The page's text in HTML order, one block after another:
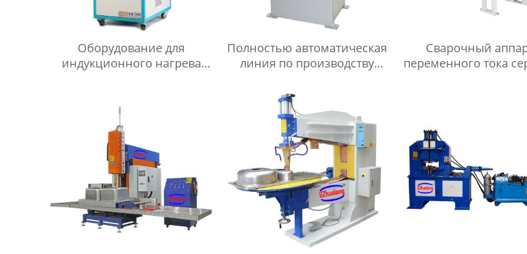
Оборудование для
индукционного нагрева
Полностью автоматическая
линия по производству
мелкоячеистых сеток
Сварочный
переменного тока